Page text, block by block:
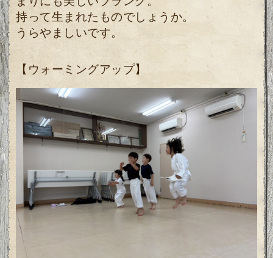
持って生まれたものでしょうか。
うらやましいです。
【ウォーミングアップ】